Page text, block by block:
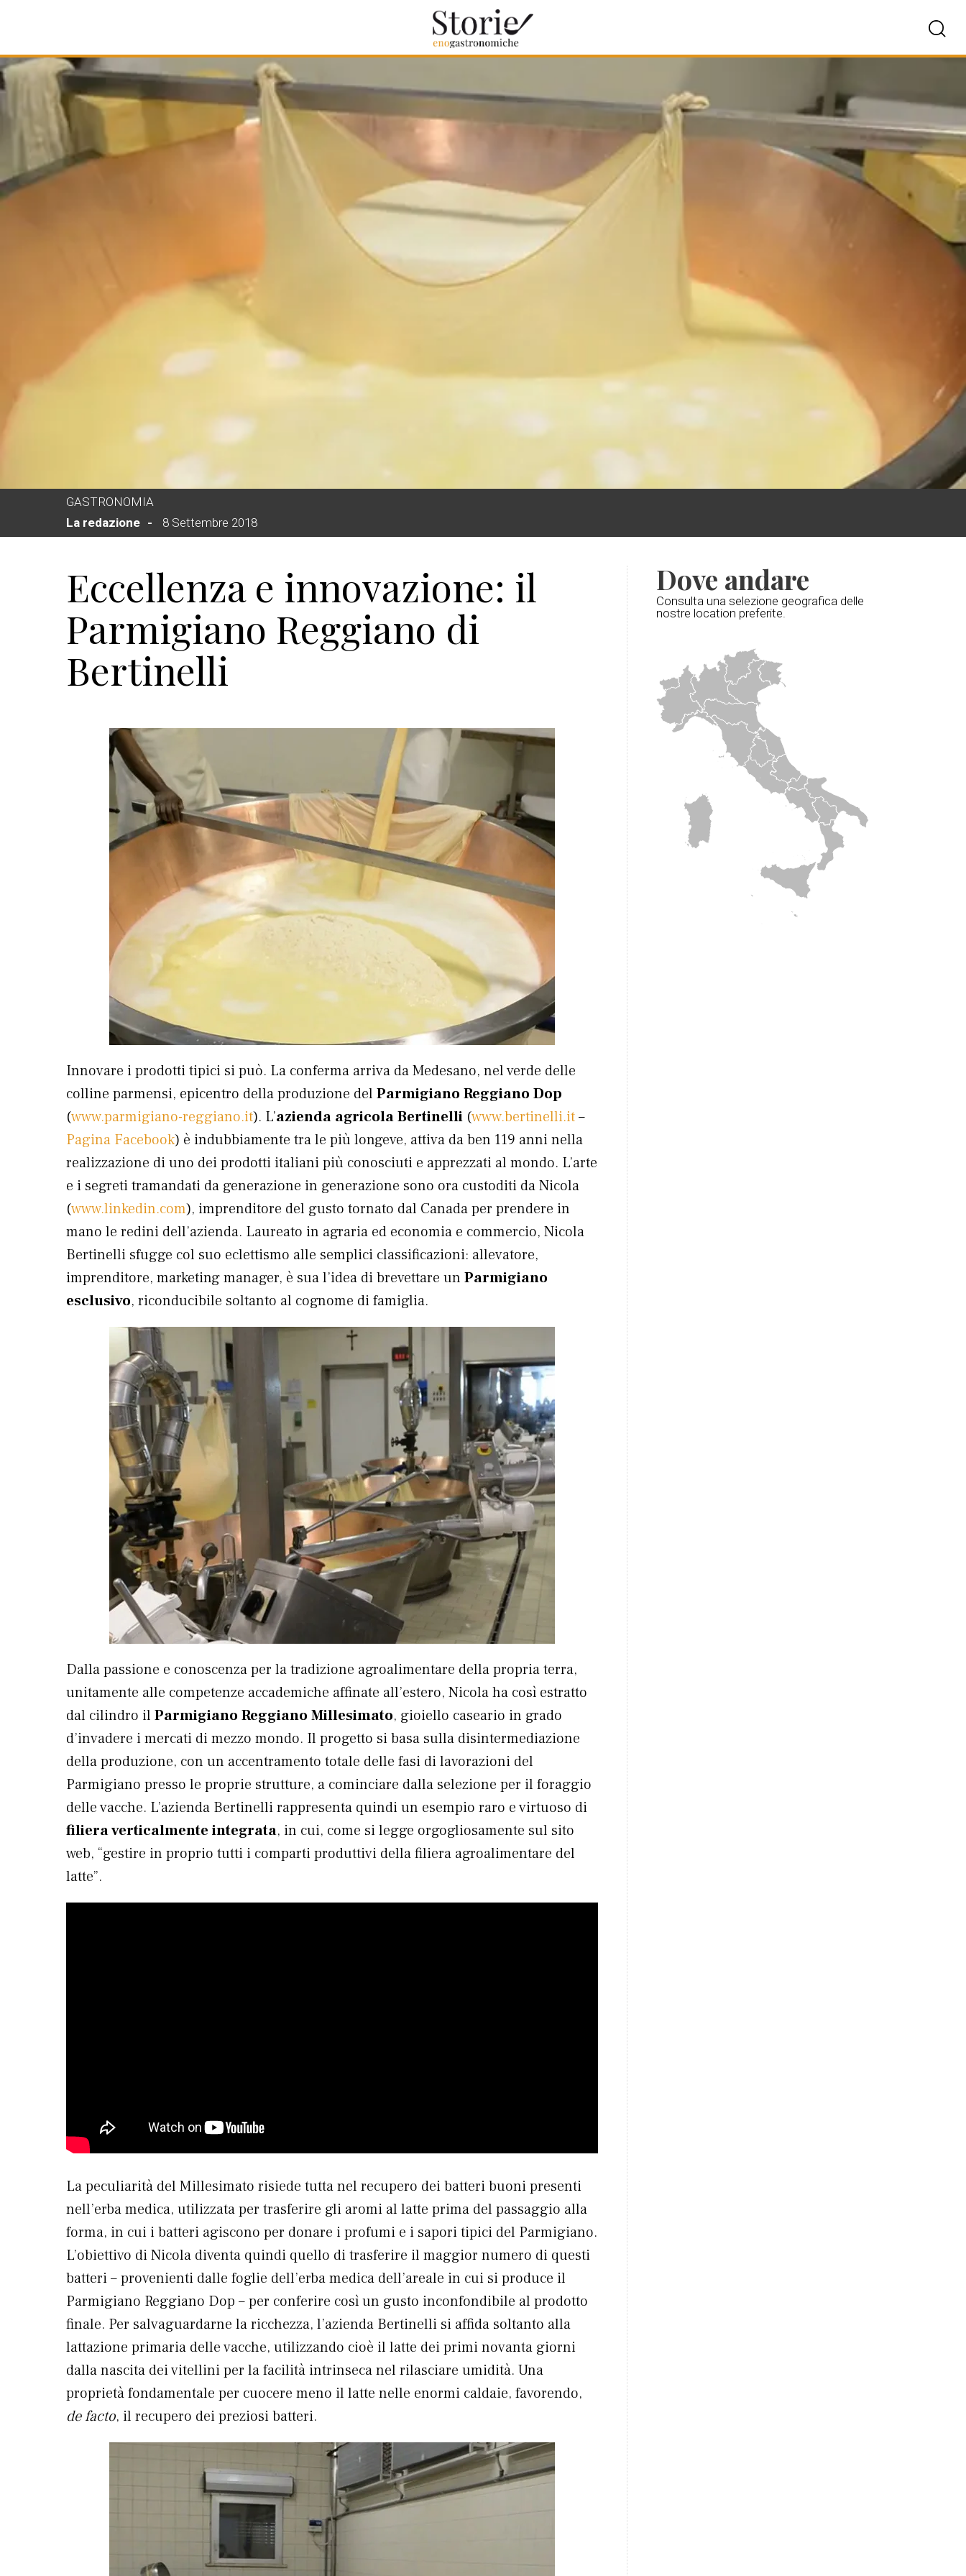
GASTRONOMIA
La redazione
8 Settembre 2018
Eccellenza e innovazione: il
Parmigiano Reggiano di
Bertinelli
Innovare i prodotti tipici si può. La conferma arriva da Medesano, nel verde delle
colline parmensi, epicentro della produzione del Parmigiano Reggiano Dop
(www.parmigiano-reggiano.it). L’azienda agricola Bertinelli (www.bertinelli.it–
Pagina Facebook) è indubbiamente tra le più longeve, attiva da ben 119 anni nella
realizzazione di uno dei prodotti italiani più conosciuti e apprezzati al mondo. L’arte
e i segreti tramandati da generazione in generazione sono ora custoditi da Nicola
(www.linkedin.com), imprenditore del gusto tornato dal Canada per prendere in
mano le redini dell’azienda. Laureato in agraria ed economia e commercio, Nicola
Bertinelli sfugge col suo eclettismo alle semplici classificazioni: allevatore,
imprenditore, marketing manager, è sua l’idea di brevettare un Parmigiano
esclusivo, riconducibile soltanto al cognome di famiglia.
Dalla passione e conoscenza per la tradizione agroalimentare della propria terra,
unitamente alle competenze accademiche affinate all’estero, Nicola ha così estratto
dal cilindro il Parmigiano Reggiano Millesimato, gioiello caseario in grado
d’invadere i mercati di mezzo mondo. Il progetto si basa sulla disintermediazione
della produzione, con un accentramento totale delle fasi di lavorazioni del
Parmigiano presso le proprie strutture, a cominciare dalla selezione per il foraggio
delle vacche. L’azienda Bertinelli rappresenta quindi un esempio raro e virtuoso di
filiera verticalmente integrata, in cui, come si legge orgogliosamente sul sito
web, “gestire in proprio tutti i comparti produttivi della filiera agroalimentare del
latte”.
La peculiarità del Millesimato risiede tutta nel recupero dei batteri buoni presenti
nell’erba medica, utilizzata per trasferire gli aromi al latte prima del passaggio alla
forma, in cui i batteri agiscono per donare i profumi e i sapori tipici del Parmigiano.
L’obiettivo di Nicola diventa quindi quello di trasferire il maggior numero di questi
batteri – provenienti dalle foglie dell’erba medica dell’areale in cui si produce il
Parmigiano Reggiano Dop – per conferire così un gusto inconfondibile al prodotto
finale. Per salvaguardarne la ricchezza, l’azienda Bertinelli si affida soltanto alla
lattazione primaria delle vacche, utilizzando cioè il latte dei primi novanta giorni
dalla nascita dei vitellini per la facilità intrinseca nel rilasciare umidità. Una
proprietà fondamentale per cuocere meno il latte nelle enormi caldaie, favorendo,
de facto, il recupero dei preziosi batteri.
Dove andare
Consulta una selezione geografica delle
nostre location preferite.